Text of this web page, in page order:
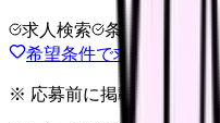
求人検索 条件整理 相
希望条件で求人を探す
※ 応募前に掲載元の最新